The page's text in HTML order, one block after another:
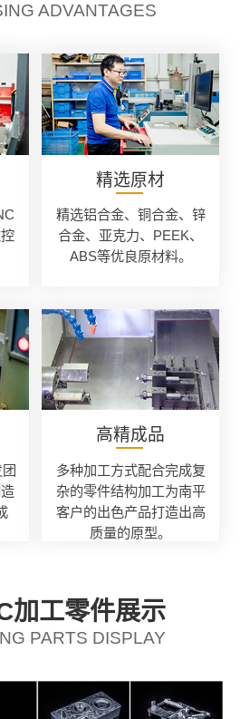
ADVANTAGES
精选原材
精选铝合金、铜合金、锌
合金、亚克力、PEEK、
ABS等优良原材料。
高精成品
多种加工方式配合完成复
杂的零件结构加工为南平
客户的出色产品打造出高
质量的原型。
加工零件展示
PARTS DISPLAY